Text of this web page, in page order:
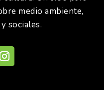
medio ambiente,
sociales.